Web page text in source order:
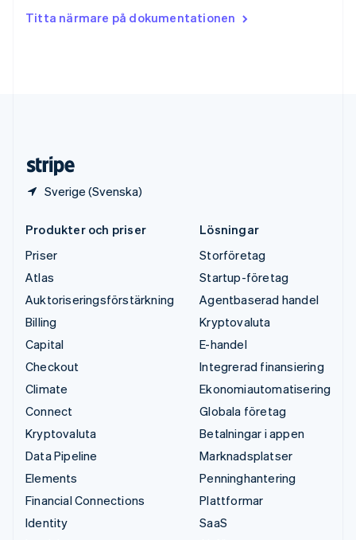
Titta närmare på dokumentationen
Sverige (Svenska)
English
Produkter och priser
Priser
Atlas
Auktoriseringsförstärkning
Billing
Capital
Checkout
Climate
Connect
Kryptovaluta
Data Pipeline
Elements
Financial Connections
Identity
Lösningar
Storföretag
Startup-företag
Agentbaserad handel
Kryptovaluta
E-handel
Integrerad finansiering
Ekonomiautomatisering
Globala företag
Betalningar i appen
Marknadsplatser
Penninghantering
Plattformar
SaaS